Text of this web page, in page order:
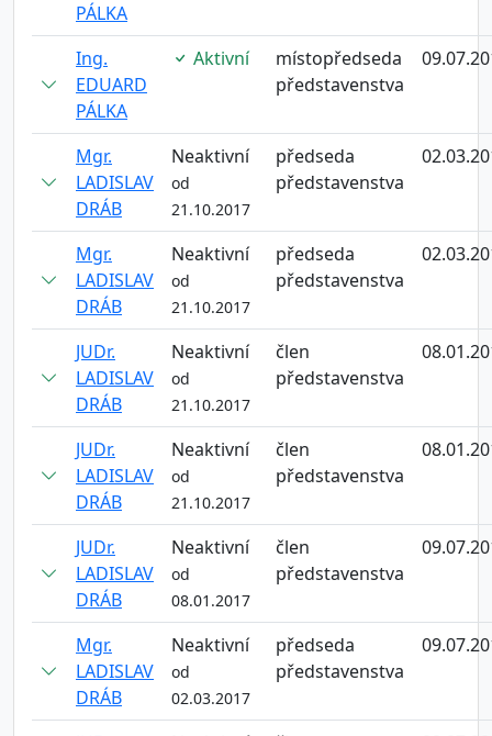
PÁLKA
Ing.
EDUARD
PÁLKA
Aktivní
místopředseda
představenstva
Mgr.
LADISLAV
DRÁB
Neaktivní
od
21.10.2017
předseda
představenstva
Mgr.
LADISLAV
DRÁB
Neaktivní
od
21.10.2017
předseda
představenstva
JUDr.
LADISLAV
DRÁB
Neaktivní
od
21.10.2017
člen
představenstva
JUDr.
LADISLAV
DRÁB
Neaktivní
od
21.10.2017
člen
představenstva
JUDr.
LADISLAV
DRÁB
Neaktivní
od
08.01.2017
člen
představenstva
Mgr.
LADISLAV
DRÁB
Neaktivní
od
02.03.2017
předseda
představenstva